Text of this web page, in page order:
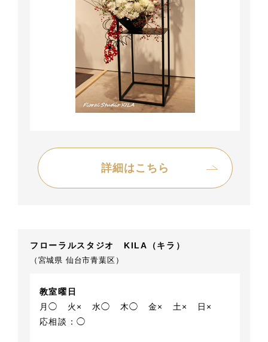
詳細はこちら
フローラルスタジオ KILA（キラ）
（宮城県 仙台市青葉区）
教室曜日
月◯
火× 水◯ 木◯ 金× 土×
日×
応相談：◯